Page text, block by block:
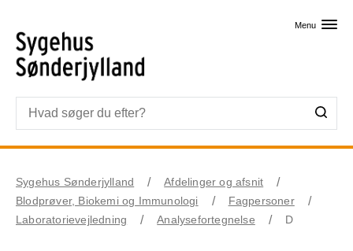
Menu
Sygehus Sønderjylland
Afdelinger og afsnit
Blodprøver, Biokemi og Immunologi
Fagpersoner
Laboratorievejledning
Analysefortegnelse D